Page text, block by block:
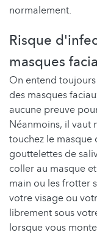
normalement.
Risque
masques
On entend
des masques
aucune preuve
Néanmoins, il vaut
touchez le masque
gouttelettes de
coller au masque
main ou les frotter
votre visage ou
librement sous
lorsque vous